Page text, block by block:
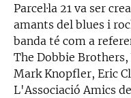
Parcel·la 21 va ser
amants del blues i
banda té com a
The Dobbie
Mark Knopfler, Eric
L'Associació Amics